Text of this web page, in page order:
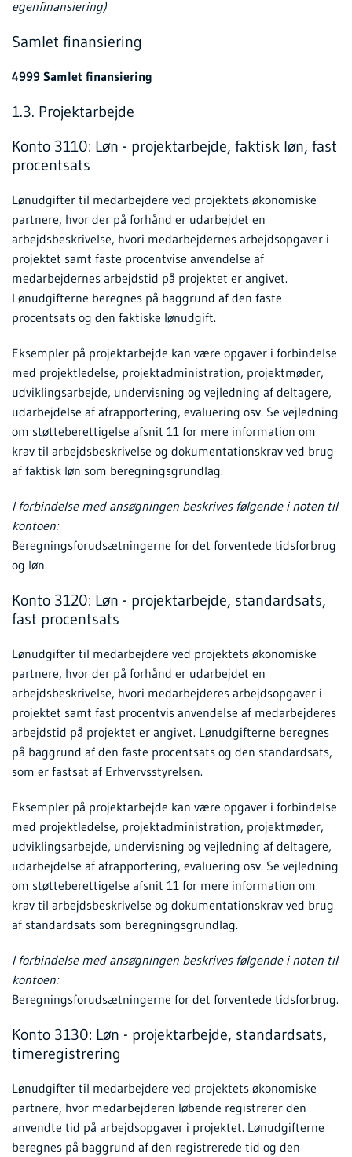
egenfinansiering)
Samlet finansiering
4999 Samlet finansiering
1.3. Projektarbejde
Konto 3110: Løn - projektarbejde, faktisk løn, fast
procentsats
Lønudgifter til medarbejdere ved projektets økonomiske
partnere, hvor der på forhånd er udarbejdet en
arbejdsbeskrivelse, hvori medarbejdernes arbejdsopgaver i
projektet samt faste procentvise anvendelse af
medarbejdernes arbejdstid på projektet er angivet.
Lønudgifterne beregnes på baggrund af den faste
procentsats og den faktiske lønudgift.
Eksempler på projektarbejde kan være opgaver i forbindelse
med projektledelse, projektadministration, projektmøder,
udviklingsarbejde, undervisning og vejledning af deltagere,
udarbejdelse af afrapportering, evaluering osv. Se vejledning
om støtteberettigelse afsnit 11 for mere information om
krav til arbejdsbeskrivelse og dokumentationskrav ved brug
af faktisk løn som beregningsgrundlag.
I forbindelse med ansøgningen beskrives følgende i noten til
kontoen:
Beregningsforudsætningerne for det forventede tidsforbrug
og løn.
Konto 3120: Løn - projektarbejde, standardsats,
fast procentsats
Lønudgifter til medarbejdere ved projektets økonomiske
partnere, hvor der på forhånd er udarbejdet en
arbejdsbeskrivelse, hvori medarbejderes arbejdsopgaver i
projektet samt fast procentvis anvendelse af medarbejderes
arbejdstid på projektet er angivet. Lønudgifterne beregnes
på baggrund af den faste procentsats og den standardsats,
som er fastsat af Erhvervsstyrelsen.
Eksempler på projektarbejde kan være opgaver i forbindelse
med projektledelse, projektadministration, projektmøder,
udviklingsarbejde, undervisning og vejledning af deltagere,
udarbejdelse af afrapportering, evaluering osv. Se vejledning
om støtteberettigelse afsnit 11 for mere information om
krav til arbejdsbeskrivelse og dokumentationskrav ved brug
af standardsats som beregningsgrundlag.
I forbindelse med ansøgningen beskrives følgende i noten til
kontoen:
Beregningsforudsætningerne for det forventede tidsforbrug.
Konto 3130: Løn - projektarbejde, standardsats,
timeregistrering
Lønudgifter til medarbejdere ved projektets økonomiske
partnere, hvor medarbejderen løbende registrerer den
anvendte tid på arbejdsopgaver i projektet. Lønudgifterne
beregnes på baggrund af den registrerede tid og den